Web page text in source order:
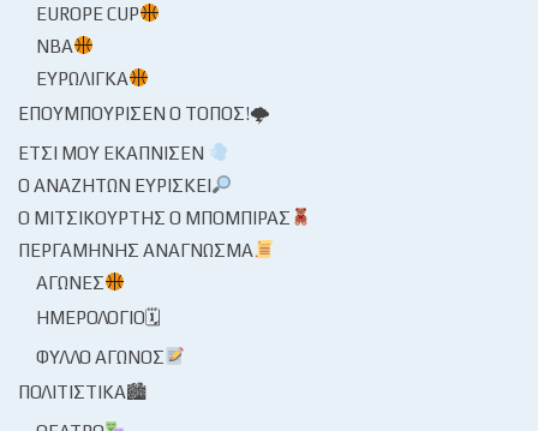
EUROPE CUP
NBA
ΕΥΡΩΛΊΓΚΑ
ΕΠΟΥΜΠΟΎΡΙΣΕΝ Ο ΤΌΠΟΣ!🌩
ΈΤΣΙ ΜΟΥ ΕΚΆΠΝΙΣΕΝ
Ο ΑΝΑΖΗΤΏΝ ΕΥΡΊΣΚΕΙ
Ο ΜΙΤΣΙΚΟΥΡΤΉΣ Ο ΜΠΌΜΠΙΡΑΣ
ΠΕΡΓΑΜΗΝΉΣ ΑΝΆΓΝΩΣΜΑ
ΑΓΏΝΕΣ
ΗΜΕΡΟΛΌΓΙΟ🗓
ΦΎΛΛΟ ΑΓΏΝΟΣ
ΠΟΛΙΤΙΣΤΙΚΆ🏙